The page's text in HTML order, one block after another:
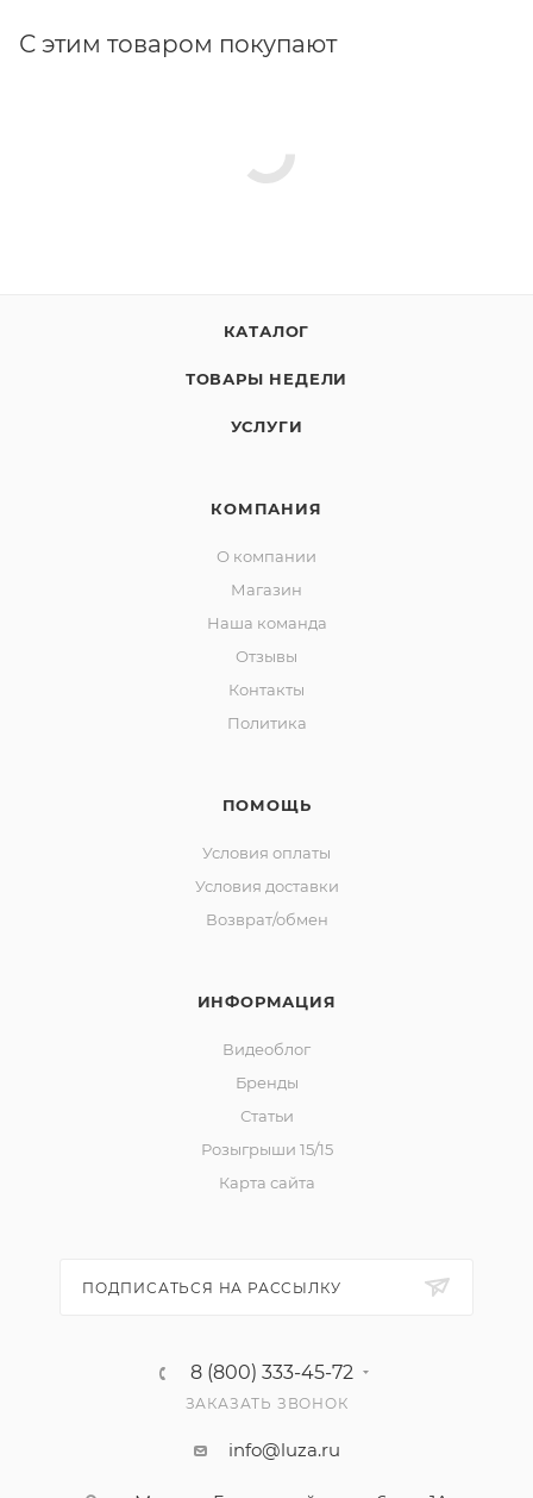
С этим товаром покупают
КАТАЛОГ
ТОВАРЫ НЕДЕЛИ
УСЛУГИ
КОМПАНИЯ
О компании
Магазин
Наша команда
Отзывы
Контакты
Политика
ПОМОЩЬ
Условия оплаты
Условия доставки
Возврат/обмен
ИНФОРМАЦИЯ
Видеоблог
Бренды
Статьи
Розыгрыши 15/15
Карта сайта
ПОДПИСАТЬСЯ НА РАССЫЛКУ
8 (800) 333-45-72
ЗАКАЗАТЬ ЗВОНОК
info@luza.ru